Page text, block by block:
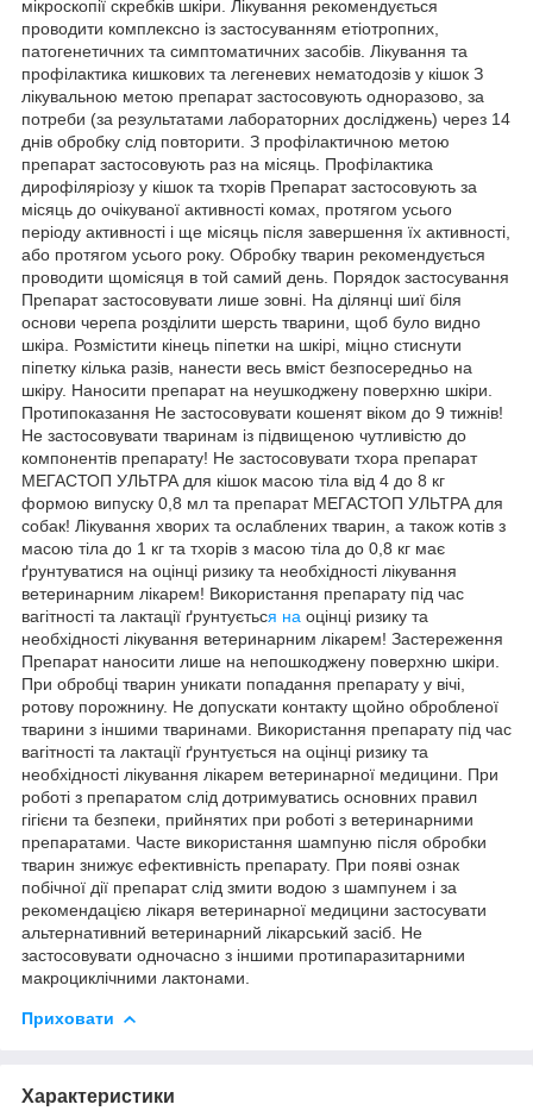
мікроскопії скребків шкіри. Лікування рекомендується
проводити комплексно із застосуванням етіотропних,
патогенетичних та симптоматичних засобів. Лікування та
профілактика кишкових та легеневих нематодозів у кішок З
лікувальною метою препарат застосовують одноразово, за
потреби (за результатами лабораторних досліджень) через 14
днів обробку слід повторити. З профілактичною метою
препарат застосовують раз на місяць. Профілактика
дирофіляріозу у кішок та тхорів Препарат застосовують за
місяць до очікуваної активності комах, протягом усього
періоду активності і ще місяць після завершення їх активності,
або протягом усього року. Обробку тварин рекомендується
проводити щомісяця в той самий день. Порядок застосування
Препарат застосовувати лише зовні. На ділянці шиї біля
основи черепа розділити шерсть тварини, щоб було видно
шкіра. Розмістити кінець піпетки на шкірі, міцно стиснути
піпетку кілька разів, нанести весь вміст безпосередньо на
шкіру. Наносити препарат на неушкоджену поверхню шкіри.
Протипоказання Не застосовувати кошенят віком до 9 тижнів!
Не застосовувати тваринам із підвищеною чутливістю до
компонентів препарату! Не застосовувати тхора препарат
МЕГАСТОП УЛЬТРА для кішок масою тіла від 4 до 8 кг
формою випуску 0,8 мл та препарат МЕГАСТОП УЛЬТРА для
собак! Лікування хворих та ослаблених тварин, а також котів з
масою тіла до 1 кг та тхорів з масою тіла до 0,8 кг має
ґрунтуватися на оцінці ризику та необхідності лікування
ветеринарним лікарем! Використання препарату під час
вагітності та лактації ґрунтується на оцінці ризику та
необхідності лікування ветеринарним лікарем! Застереження
Препарат наносити лише на непошкоджену поверхню шкіри.
При обробці тварин уникати попадання препарату у вічі,
ротову порожнину. Не допускати контакту щойно обробленої
тварини з іншими тваринами. Використання препарату під час
вагітності та лактації ґрунтується на оцінці ризику та
необхідності лікування лікарем ветеринарної медицини. При
роботі з препаратом слід дотримуватись основних правил
гігієни та безпеки, прийнятих при роботі з ветеринарними
препаратами. Часте використання шампуню після обробки
тварин знижує ефективність препарату. При появі ознак
побічної дії препарат слід змити водою з шампунем і за
рекомендацією лікаря ветеринарної медицини застосувати
альтернативний ветеринарний лікарський засіб. Не
застосовувати одночасно з іншими протипаразитарними
макроциклічними лактонами.
Приховати
Характеристики